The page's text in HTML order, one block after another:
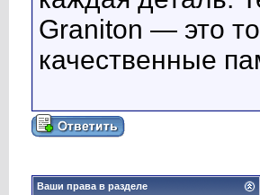
Graniton — это
качественные
Ваши права в разделе